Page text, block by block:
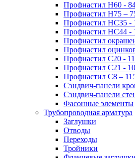
Профнастил Н60 -
Профнастил Н75 –
Профнастил НС35 -
Профнастил НС44 -
Профнастил
Профнастил
Профнастил С20 -
Профнастил С21 -
Профнастил С8 –
Сэндвич-панели
Сэндвич-панели
Фасонные элементы
Трубопроводная арматура
Заглушки
Отводы
Переходы
Тройники